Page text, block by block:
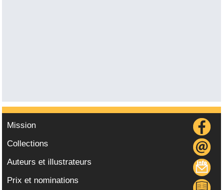
Mission
Collections
Auteurs et illustrateurs
Prix et nominations